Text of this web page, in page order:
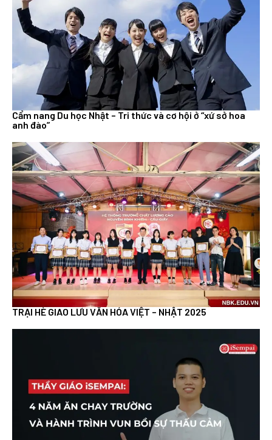
Cẩm nang Du học Nhật – Tri thức và cơ hội ở “xứ sở hoa
anh đào”
TRẠI HÈ GIAO LƯU VĂN HÓA VIỆT – NHẬT 2025